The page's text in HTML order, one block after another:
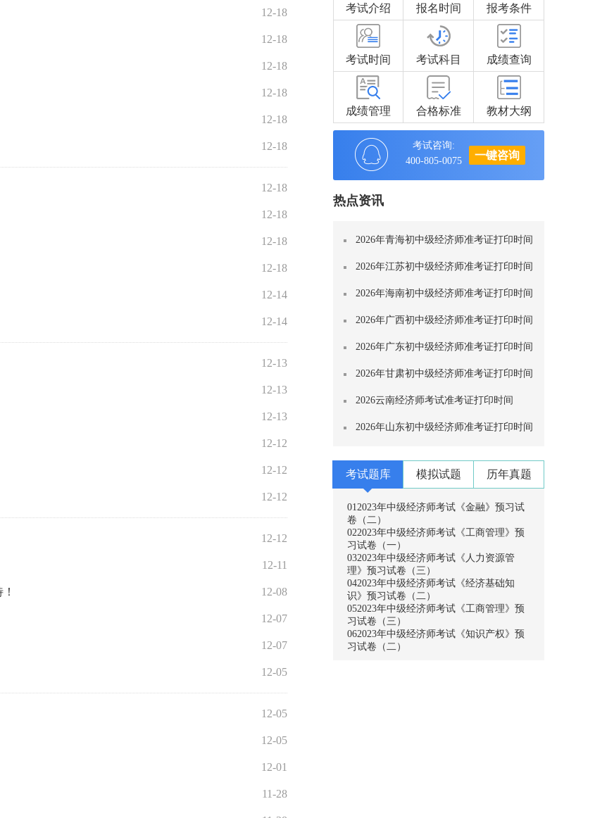
12-18
12-18
12-18
12-18
12-18
12-18
12-18
12-18
12-18
12-18
12-14
12-14
12-13
12-13
12-13
12-12
12-12
12-12
12-12
12-11
12-08
12-07
12-07
12-05
12-05
12-05
12-01
11-28
考试介绍 报名时间 报考条件
考试时间 考试科目 成绩查询
成绩管理 合格标准 教材大纲
考试咨询:
400-805-0075
一键咨询
热点资讯
2026年青海初中级经济师准考证打印时间
2026年江苏初中级经济师准考证打印时间
2026年海南初中级经济师准考证打印时间
2026年广西初中级经济师准考证打印时间
2026年广东初中级经济师准考证打印时间
2026年甘肃初中级经济师准考证打印时间
2026云南经济师考试准考证打印时间
2026年山东初中级经济师准考证打印时间
考试题库 模拟试题 历年真题
012023年中级经济师考试《金融》预习试
卷（二）
022023年中级经济师考试《工商管理》预
习试卷（一）
032023年中级经济师考试《人力资源管
理》预习试卷（三）
042023年中级经济师考试《经济基础知
识》预习试卷（二）
052023年中级经济师考试《工商管理》预
习试卷（三）
062023年中级经济师考试《知识产权》预
习试卷（二）